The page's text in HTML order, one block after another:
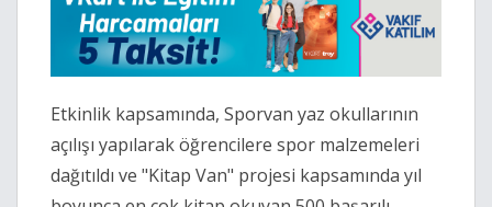
Etkinlik kapsamında, Sporvan yaz okullarının
açılışı yapılarak öğrencilere spor malzemeleri
dağıtıldı ve "Kitap Van" projesi kapsamında yıl